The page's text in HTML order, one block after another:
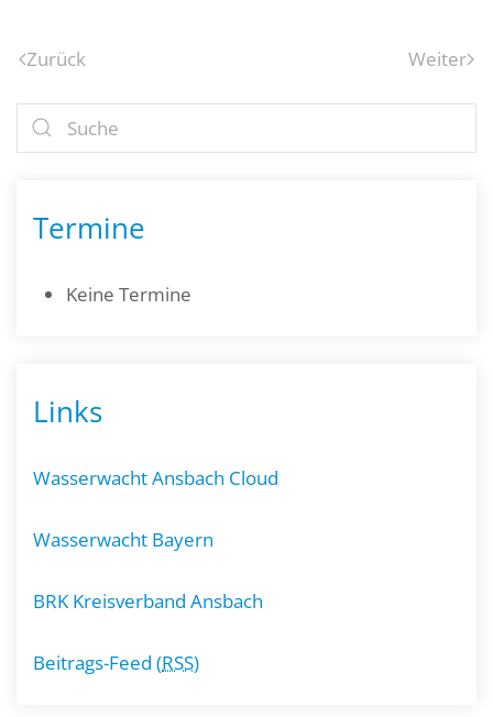
Zurück Weiter
Termine
Keine Termine
Links
Wasserwacht Ansbach Cloud
Wasserwacht Bayern
BRK Kreisverband Ansbach
Beitrags-Feed (RSS)